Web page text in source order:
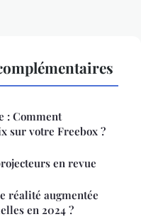
: Comment
sur votre Freebox ?
en revue
réalité augmentée
en 2024 ?